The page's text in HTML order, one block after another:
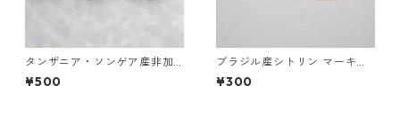
タンザニア・ソンゲア産非加
熱サファイア ラウンドカット
ルース 0.1ct前後 3mm前後
¥500
ブラジル産シトリン マーキス
カットルース 5mm*2.5mm
¥300